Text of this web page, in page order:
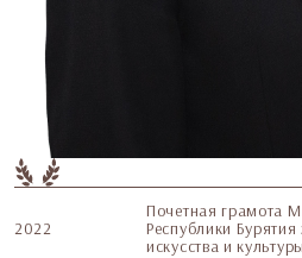
2022
Почетная грамота
Республики
искусства и